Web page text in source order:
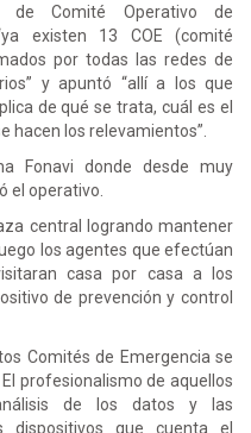
de Comité Operativo de
existen 13 COE (comité
por todas las redes de
y apuntó “allí a los que
de qué se trata, cuál es el
hacen los relevamientos”.
Fonavi donde desde muy
el operativo.
central logrando mantener
los agentes que efectúan
casa por casa a los
de prevención y control
Comités de Emergencia se
profesionalismo de aquellos
de los datos y las
dispositivos que cuenta el